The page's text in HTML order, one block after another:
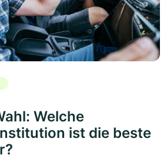
Welche
ist die beste